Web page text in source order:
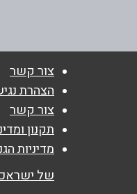
צור קשר
הצהרת
צור קשר
תקנון
מדיניות
של